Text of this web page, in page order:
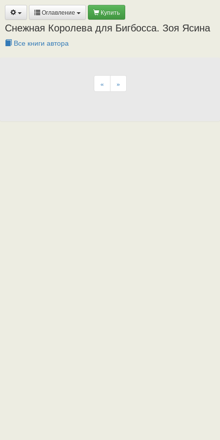
Оглавление Купить
Снежная Королева для Бигбосса. Зоя Ясина
Все книги автора
« »